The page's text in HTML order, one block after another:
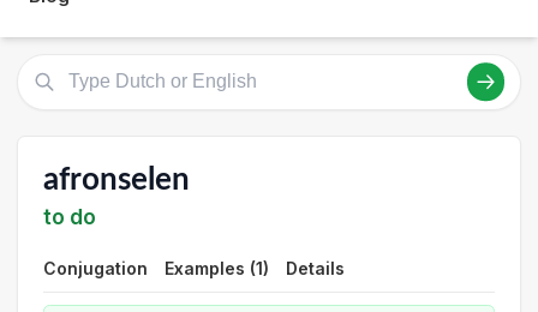
afronselen
to do
Conjugation Examples (1) Details